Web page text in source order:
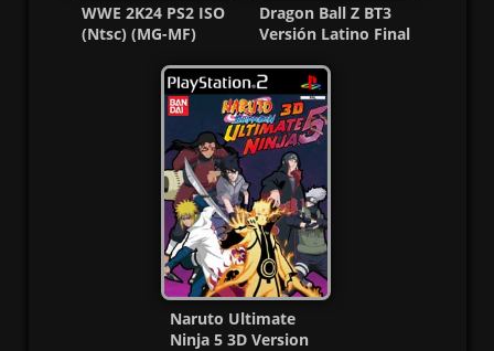
WWE 2K24 PS2 ISO
(Ntsc) (MG-MF)
Dragon Ball Z BT3
Versión Latino Final
Naruto Ultimate
Ninja 5 3D Version